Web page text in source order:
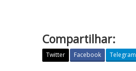
Compartilhar:
Twitter Facebook Telegram